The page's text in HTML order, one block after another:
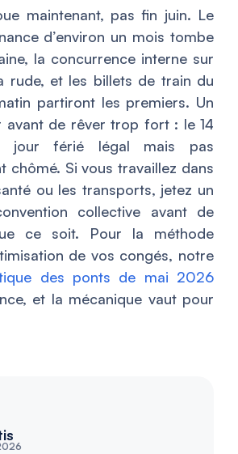
maintenant, pas fin juin. Le
d’environ un mois tombe
la concurrence interne sur
rude, et les billets de train du
partiront les premiers. Un
avant de rêver trop fort : le 14
jour férié légal mais pas
chômé. Si vous travaillez dans
ou les transports, jetez un
collective avant de
ce soit. Pour la méthode
de vos congés, notre
des ponts de mai 2026
et la mécanique vaut pour